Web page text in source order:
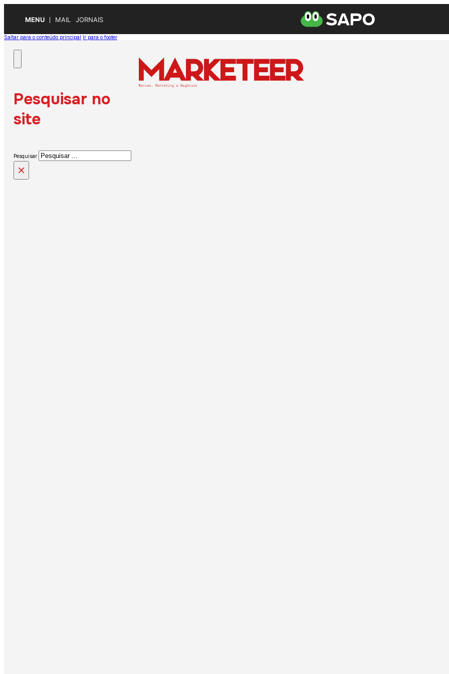
MENU MAIL JORNAIS
Saltar para o conteúdo principal Ir para o footer
Pesquisar no
site
Pesquisar
×